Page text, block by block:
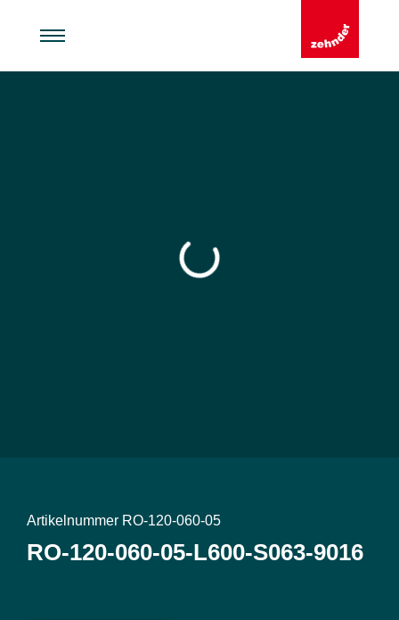
Artikelnummer RO-120-060-05
RO-120-060-05-L600-S063-9016